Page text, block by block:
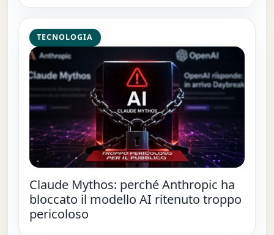
TECNOLOGIA
Claude Mythos: perché Anthropic ha
bloccato il modello AI ritenuto troppo
pericoloso